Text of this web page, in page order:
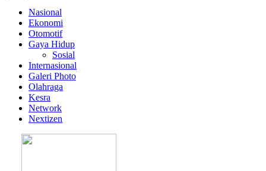
Nasional
Ekonomi
Otomotif
Gaya Hidup
Sosial
Internasional
Galeri Photo
Olahraga
Kesra
Network
Nextizen